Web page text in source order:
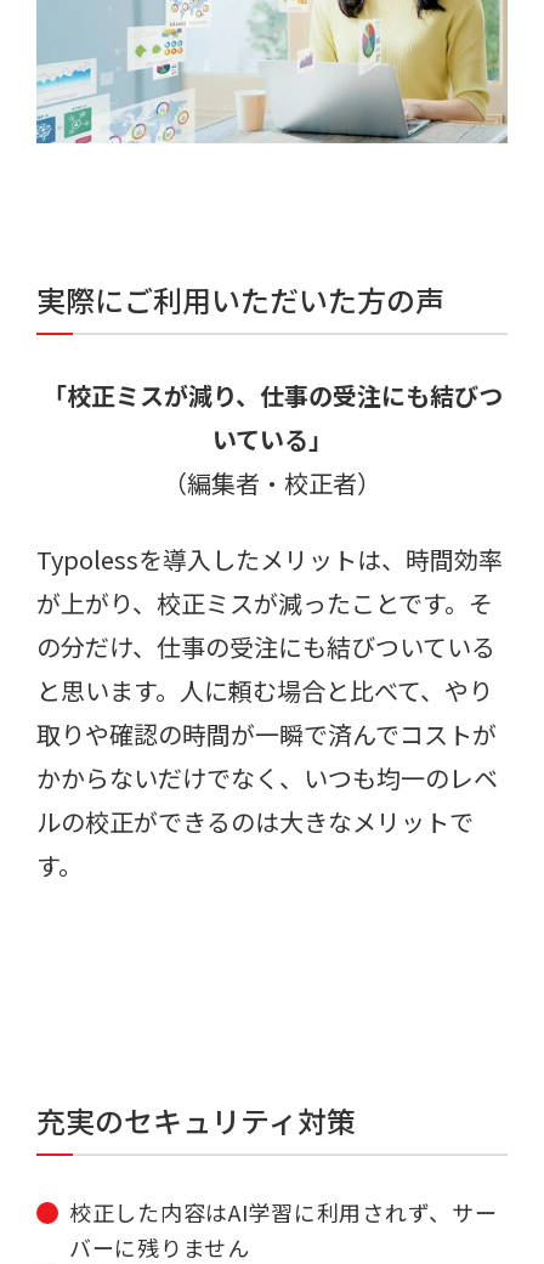
実際にご利用いただいた方の声
「校正ミスが減り、仕事の受注にも結びつ
いている」
（編集者・校正者）
Typolessを導入したメリットは、時間効率
が上がり、校正ミスが減ったことです。そ
の分だけ、仕事の受注にも結びついている
と思います。人に頼む場合と比べて、やり
取りや確認の時間が一瞬で済んでコストが
かからないだけでなく、いつも均一のレベ
ルの校正ができるのは大きなメリットで
す。
充実のセキュリティ対策
校正した内容はAI学習に利用されず、サー
バーに残りません